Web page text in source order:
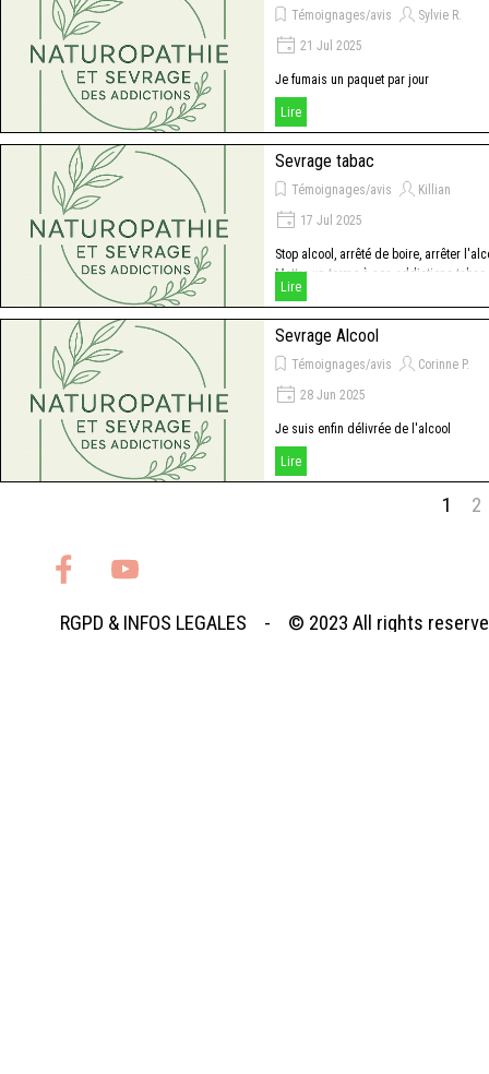
Témoignages/avis
Sylvie R.
21 Jul 2025
Je fumais un paquet par jour
Lire
Sevrage tabac
Témoignages/avis
Killian
17 Jul 2025
Stop alcool, arrêté de boire, arrêter
Mettre un terme à ses addictions tabac
alcool
Lire
Sevrage Alcool
Témoignages/avis
Corinne P.
28 Jun 2025
Je suis enfin délivrée de l'alcool
Lire
1 2
RGPD & INFOS LEGALES - © 2023 All rights